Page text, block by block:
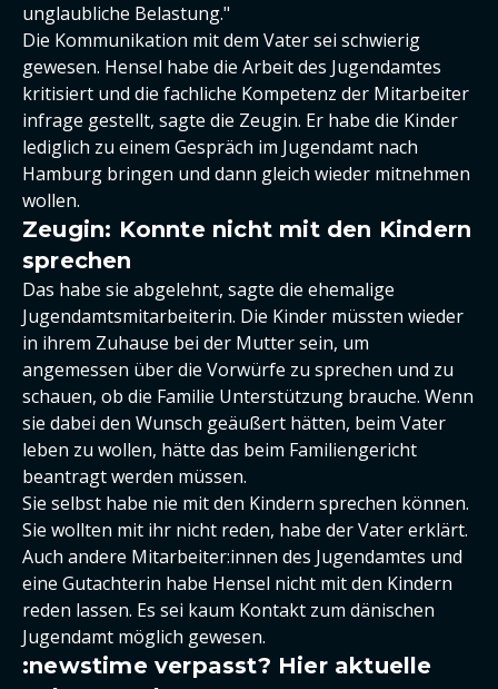
unglaubliche Belastung."
Die Kommunikation mit dem Vater sei schwierig
gewesen. Hensel habe die Arbeit des Jugendamtes
kritisiert und die fachliche Kompetenz der Mitarbeiter
infrage gestellt, sagte die Zeugin. Er habe die Kinder
lediglich zu einem Gespräch im Jugendamt nach
Hamburg bringen und dann gleich wieder mitnehmen
wollen.
Zeugin: Konnte nicht mit den Kindern
sprechen
Das habe sie abgelehnt, sagte die ehemalige
Jugendamtsmitarbeiterin. Die Kinder müssten wieder
in ihrem Zuhause bei der Mutter sein, um
angemessen über die Vorwürfe zu sprechen und zu
schauen, ob die Familie Unterstützung brauche. Wenn
sie dabei den Wunsch geäußert hätten, beim Vater
leben zu wollen, hätte das beim Familiengericht
beantragt werden müssen.
Sie selbst habe nie mit den Kindern sprechen können.
Sie wollten mit ihr nicht reden, habe der Vater erklärt.
Auch andere Mitarbeiter:innen des Jugendamtes und
eine Gutachterin habe Hensel nicht mit den Kindern
reden lassen. Es sei kaum Kontakt zum dänischen
Jugendamt möglich gewesen.
:newstime verpasst? Hier aktuelle